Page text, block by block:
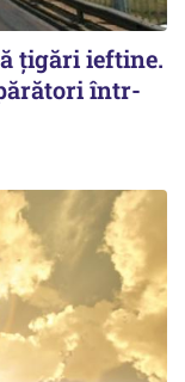
țigări ieftine.
într-